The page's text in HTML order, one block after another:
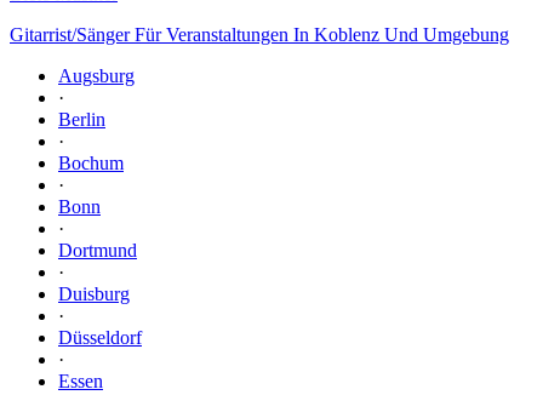
Gitarrist/Sänger Für Veranstaltungen In Koblenz Und Umgebung
Augsburg
·
Berlin
·
Bochum
·
Bonn
·
Dortmund
·
Duisburg
·
Düsseldorf
·
Essen